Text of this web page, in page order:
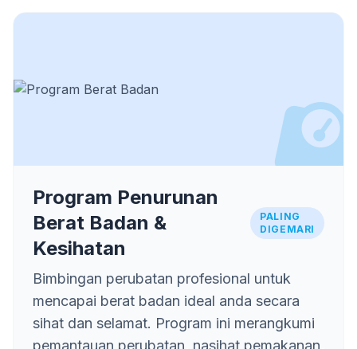
Program Penurunan
Berat Badan &
Kesihatan
PALING
DIGEMARI
Bimbingan perubatan profesional untuk
mencapai berat badan ideal anda secara
sihat dan selamat. Program ini merangkumi
pemantauan perubatan, nasihat pemakanan,